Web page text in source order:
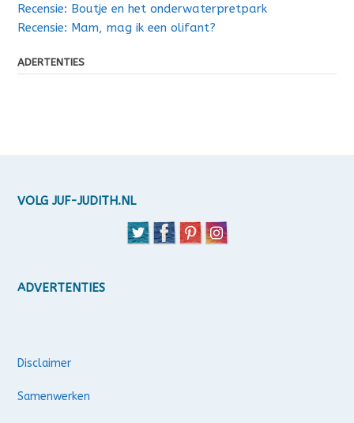
Recensie: Boutje en het onderwaterpretpark
Recensie: Mam, mag ik een olifant?
ADERTENTIES
VOLG JUF-JUDITH.NL
ADVERTENTIES
Disclaimer
Samenwerken